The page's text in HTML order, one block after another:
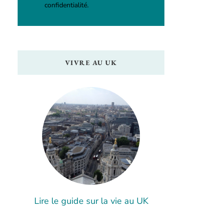
confidentialité.
VIVRE AU UK
Lire le guide sur la vie au UK